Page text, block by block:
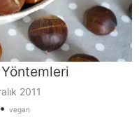
2011
vegan